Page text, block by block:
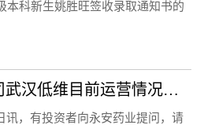
本科新生姚胜旺签收录取通知书的
永安药业：参股公司武汉低维目前运营情况正常，研制的石墨烯材料等相关产品正处于市场推广阶段
讯，有投资者向永安药业提问，请